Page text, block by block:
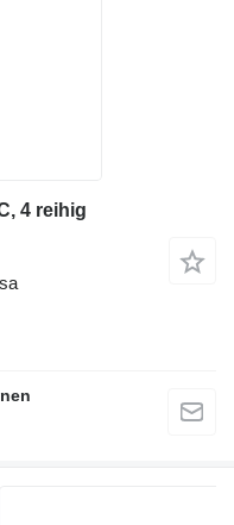
4 reihig